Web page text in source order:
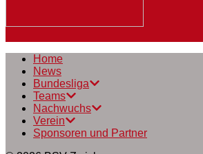
Home
News
Bundesliga
Teams
Nachwuchs
Verein
Sponsoren und Partner